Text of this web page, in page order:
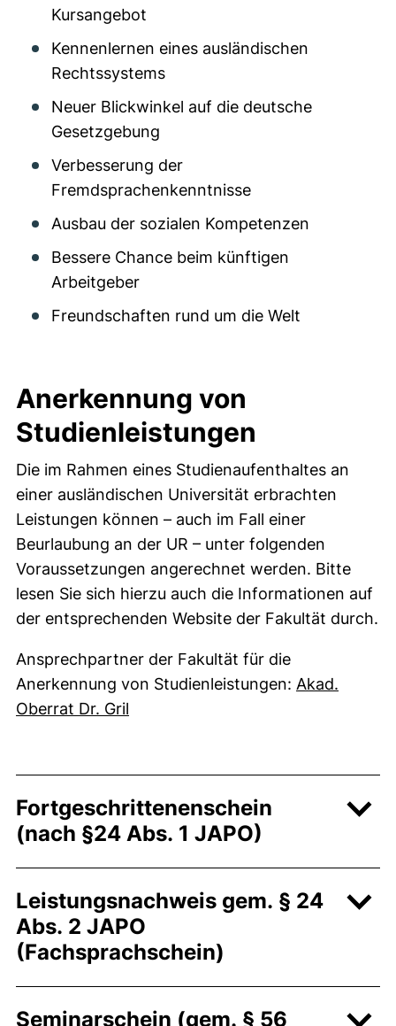
Kursangebot
Kennenlernen eines ausländischen
Rechtssystems
Neuer Blickwinkel auf die deutsche
Gesetzgebung
Verbesserung der
Fremdsprachenkenntnisse
Ausbau der sozialen Kompetenzen
Bessere Chance beim künftigen
Arbeitgeber
Freundschaften rund um die Welt
Anerkennung von
Studienleistungen
Die im Rahmen eines Studienaufenthaltes an
einer ausländischen Universität erbrachten
Leistungen können – auch im Fall einer
Beurlaubung an der UR – unter folgenden
Voraussetzungen angerechnet werden. Bitte
lesen Sie sich hierzu auch die Informationen auf
der entsprechenden Website der Fakultät durch.
Ansprechpartner der Fakultät für die
Anerkennung von Studienleistungen: Akad.
Oberrat Dr. Gril
Fortgeschrittenenschein
(nach §24 Abs. 1 JAPO)
Leistungsnachweis gem. § 24
Abs. 2 JAPO
(Fachsprachschein)
Seminarschein (gem. § 56